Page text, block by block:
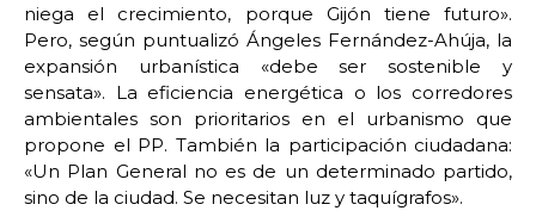
niega el crecimiento, porque Gijón tiene futuro».
Pero, según puntualizó Ángeles Fernández-Ahúja, la
expansión urbanística «debe ser sostenible y
sensata». La eficiencia energética o los corredores
ambientales son prioritarios en el urbanismo que
propone el PP. También la participación ciudadana:
«Un Plan General no es de un determinado partido,
sino de la ciudad. Se necesitan luz y taquígrafos».